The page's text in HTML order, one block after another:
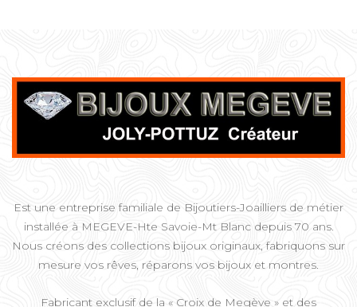
Est une entreprise familiale de Bijoutiers-Joailliers de métier
installée à MEGEVE-Hte Savoie-Mt Blanc depuis 70 ans.
Nous créons des collections bijoux originaux, fabriquons sur
mesure vos rêves, réparons vos bijoux et montres.
Fabricant exclusif de la « Croix de Megève » et des